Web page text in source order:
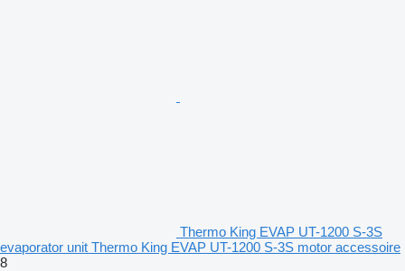
Thermo King EVAP UT-1200 S-3S
evaporator unit Thermo King EVAP UT-1200 S-3S motor accessoire
8